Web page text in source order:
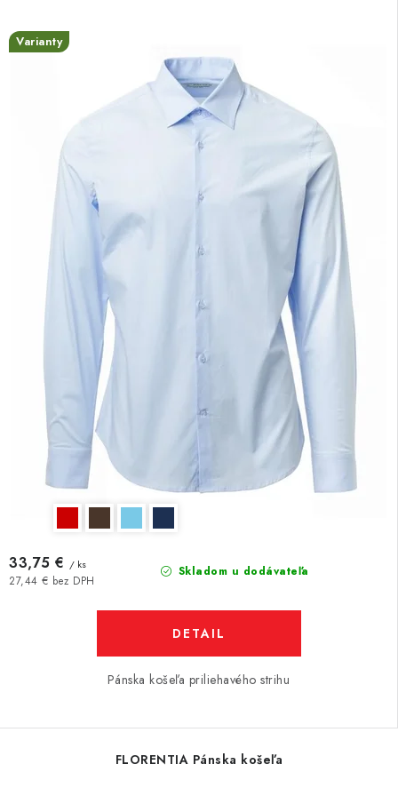
Varianty
Skladom u dodávateľa
27,44 € bez DPH
33,75 € / ks
DETAIL
Pánska košeľa priliehavého strihu
FLORENTIA Pánska košeľa